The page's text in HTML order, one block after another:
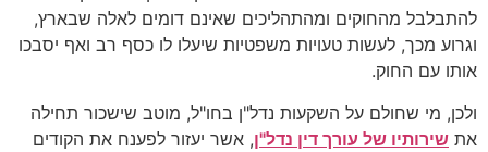
להתבלבל מהחוקים ומהתהליכים שאינם דומים לאלה שבארץ,
וגרוע מכך, לעשות טעויות משפטיות שיעלו לו כסף רב ואף יסבכו
אותו עם החוק.
ולכן, מי שחולם על השקעות נדל"ן בחו"ל, מוטב שישכור תחילה
את שירותיו של עורך דין נדל"ן, אשר יעזור לפענח את הקודים